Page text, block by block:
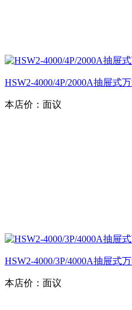
HSW2-4000/4P/2000A抽屉式
本店价： 面议
HSW2-4000/3P/4000A抽屉式
本店价： 面议